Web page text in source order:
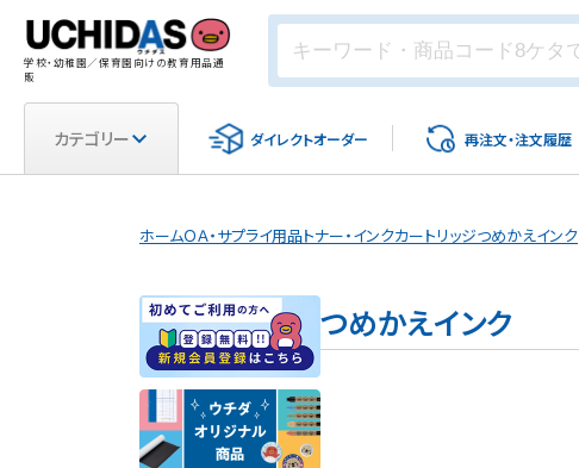
学校・幼稚園／保育園向けの教育用品通
販
カテゴリー ダイレクトオーダー 再注文・注文履歴
ホームＯＡ・サプライ用品トナー・インクカートリッジつめかえインク
つめかえインク